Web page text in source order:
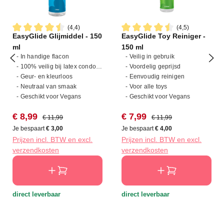
(4,4)
Gemiddelde waardering van 4.4 van 5 sterren
EasyGlide Glijmiddel - 150
ml
- In handige flacon
- 100% veilig bij latex condooms
- Geur- en kleurloos
- Neutraal van smaak
- Geschikt voor Vegans
Verkoopprijs:
€ 8,99 Normale prijs:
€ 11,99
Je bespaart€ 3,00
Prijzen incl. BTW en excl.
verzendkosten
direct leverbaar
(4,5)
Gemiddelde waardering van
EasyGlide Toy Reiniger -
150 ml
- Veilig in gebruik
- Voordelig geprijsd
- Eenvoudig reinigen
- Voor alle toys
- Geschikt voor Vegans
Verkoopprijs:
€ 7,99 Normale prijs:
€ 11,99
Je bespaart€ 4,00
Prijzen incl. BTW en excl.
verzendkosten
direct leverbaar